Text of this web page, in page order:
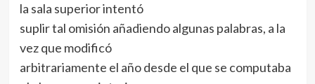
la sala superior intentó
suplir tal omisión añadiendo algunas palabras, a la
vez que modificó
arbitrariamente el año desde el que se computaba